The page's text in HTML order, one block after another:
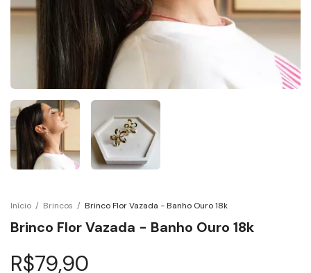
Início / Brincos / Brinco Flor Vazada - Banho Ouro 18k
Brinco Flor Vazada - Banho Ouro 18k
R$79,90